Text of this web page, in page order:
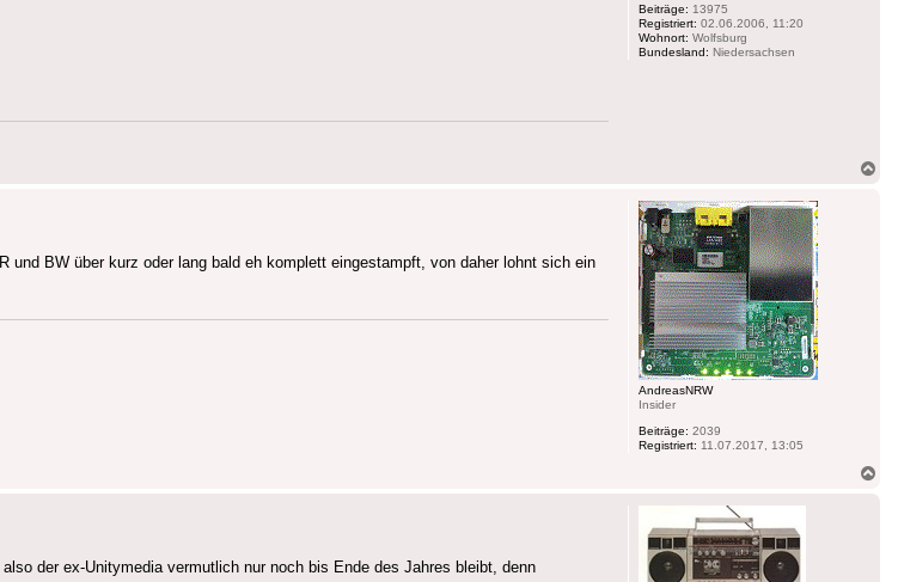
Beiträge: 13975
Registriert: 02.06.2006, 11:20
Wohnort: Wolfsburg
Bundesland: Niedersachsen
AndreasNRW
Insider
Beiträge: 2039
Registriert: 11.07.2017, 13:05
und BW über kurz oder lang bald eh komplett eingestampft, von daher lohnt sich ein
der ex-Unitymedia vermutlich nur noch bis Ende des Jahres bleibt, denn